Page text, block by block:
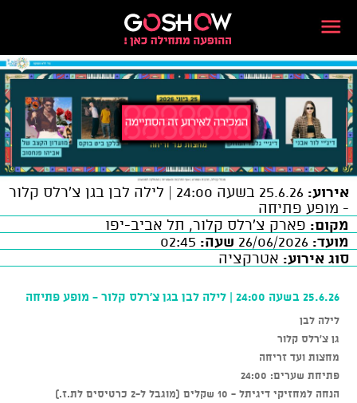
אירוע:
25.6.26 בשעה 24:00 | לילה לבן בגן צ'רלס קלור
- מופע פתיחה
מקום: פארק צ'רלס קלור, תל אביב-יפו
מועד:
שעה:
סוג אירוע: אטרקציה
25.6.26 בשעה 24:00 | לילה לבן בגן צ'רלס קלור - מופע פתיחה
לילה לבן
גן צ'רלס קלור
מחצות ועד זריחה
פתיחת שערים: 24:00
הנחה למחזיקי דיגיתל - 10 שקלים (מוגבל ל-2 כרטיסים לת.ז.)